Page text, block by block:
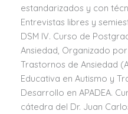
estandarizados y con
Entrevistas libres y
DSM IV. Curso de
Ansiedad, Organizado
Trastornos de Ansiedad
Educativa en Autismo y
Desarrollo en APADEA.
cátedra del Dr. Juan